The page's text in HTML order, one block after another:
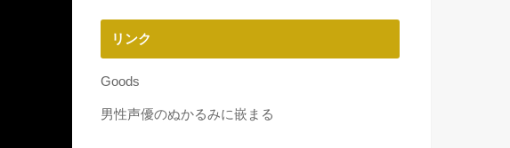
リンク
Goods
男性声優のぬかるみに嵌まる